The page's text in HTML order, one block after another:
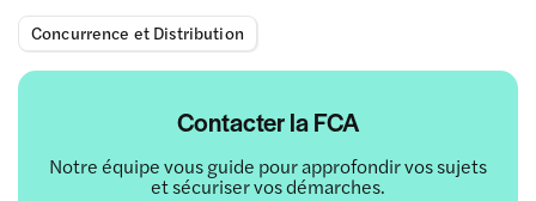
Concurrence et Distribution
Contacter la FCA
Notre équipe vous guide pour approfondir vos sujets
et sécuriser vos démarches.